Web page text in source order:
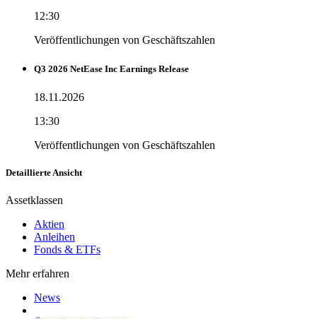
12:30
Veröffentlichungen von Geschäftszahlen
Q3 2026 NetEase Inc Earnings Release
18.11.2026
13:30
Veröffentlichungen von Geschäftszahlen
Detaillierte Ansicht
Assetklassen
Aktien
Anleihen
Fonds & ETFs
Mehr erfahren
News